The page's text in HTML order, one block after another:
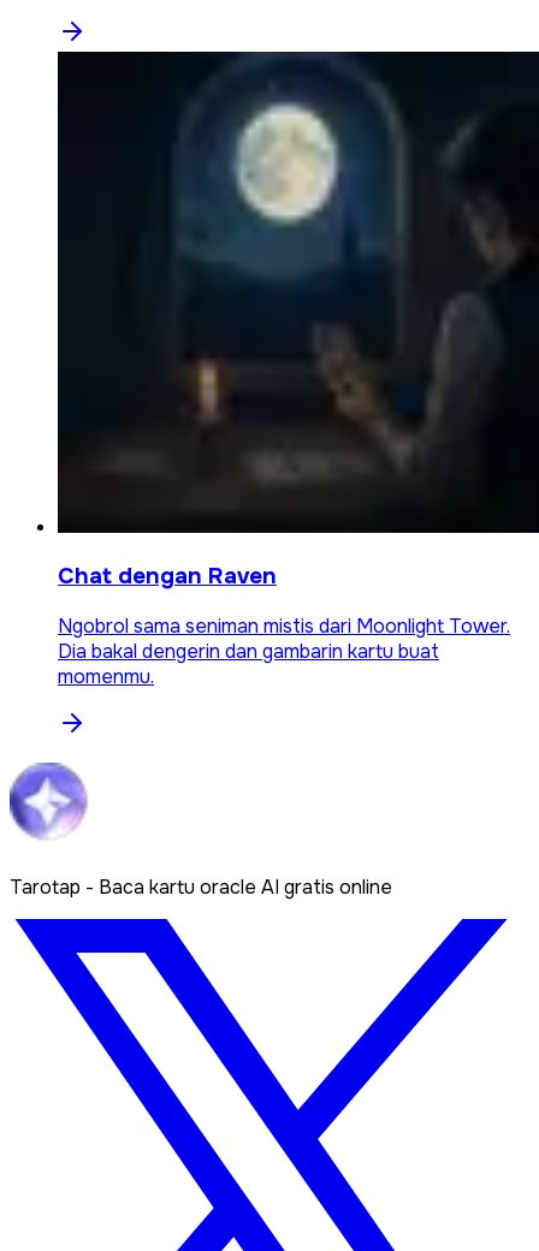
Chat dengan Raven
Ngobrol sama seniman mistis dari Moonlight Tower.
Dia bakal dengerin dan gambarin kartu buat
momenmu.
Tarotap - Baca kartu oracle AI gratis online